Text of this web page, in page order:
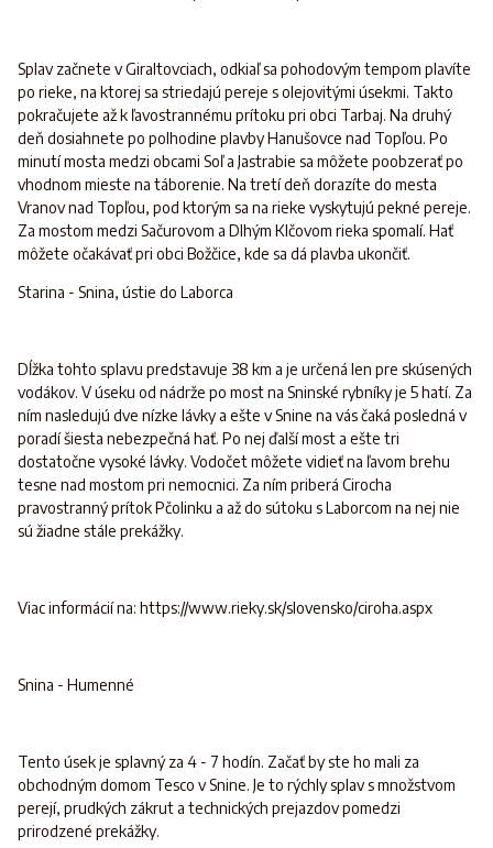
Splav začnete v Giraltovciach, odkiaľ sa pohodovým tempom plavíte
po rieke, na ktorej sa striedajú pereje s olejovitými úsekmi. Takto
pokračujete až k ľavostrannému prítoku pri obci Tarbaj. Na druhý
deň dosiahnete po polhodine plavby Hanušovce nad Topľou. Po
minutí mosta medzi obcami Soľ a Jastrabie sa môžete poobzerať po
vhodnom mieste na táborenie. Na tretí deň dorazíte do mesta
Vranov nad Topľou, pod ktorým sa na rieke vyskytujú pekné pereje.
Za mostom medzi Sačurovom a Dlhým Klčovom rieka spomalí. Hať
môžete očakávať pri obci Božčice, kde sa dá plavba ukončiť.
Starina - Snina, ústie do Laborca
Dĺžka tohto splavu predstavuje 38 km a je určená len pre skúsených
vodákov. V úseku od nádrže po most na Sninské rybníky je 5 hatí. Za
ním nasledujú dve nízke lávky a ešte v Snine na vás čaká posledná v
poradí šiesta nebezpečná hať. Po nej ďalší most a ešte tri
dostatočne vysoké lávky. Vodočet môžete vidieť na ľavom brehu
tesne nad mostom pri nemocnici. Za ním priberá Cirocha
pravostranný prítok Pčolinku a až do sútoku s Laborcom na nej nie
sú žiadne stále prekážky.
Viac informácií na: https://www.rieky.sk/slovensko/ciroha.aspx
Snina - Humenné
Tento úsek je splavný za 4 - 7 hodín. Začať by ste ho mali za
obchodným domom Tesco v Snine. Je to rýchly splav s množstvom
perejí, prudkých zákrut a technických prejazdov pomedzi
prirodzené prekážky.